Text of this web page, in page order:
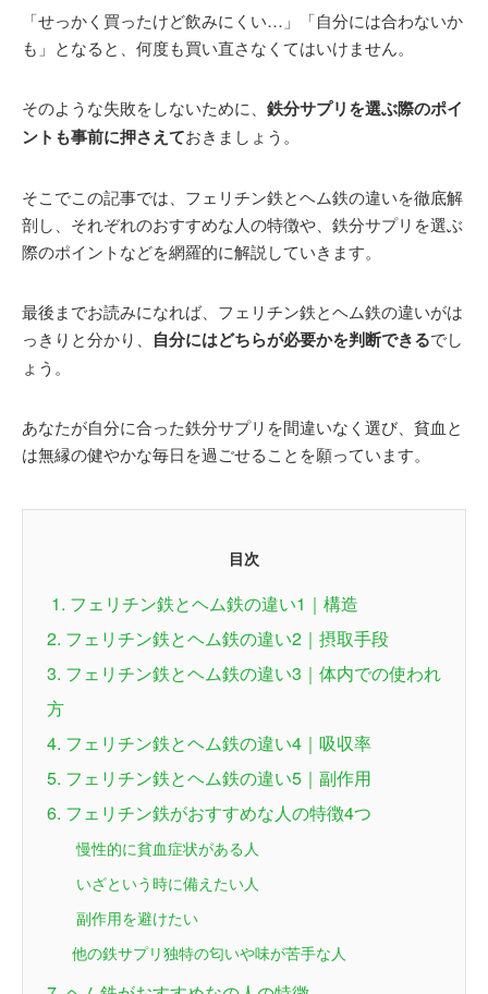
「せっかく買ったけど飲みにくい…」「自分には合わないか
も」となると、何度も買い直さなくてはいけません。
そのような失敗をしないために、 鉄分サプリを選ぶ際のポイ
ントも事前に押さえておきましょう。
そこでこの記事では、フェリチン鉄とヘム鉄の違いを徹底解
剖し、それぞれのおすすめな人の特徴や、鉄分サプリを選ぶ
際のポイントなどを網羅的に解説していきます。
最後までお読みになれば、フェリチン鉄とヘム鉄の違いがは
っきりと分かり、 自分にはどちらが必要かを判断できるでし
ょう。
あなたが自分に合った鉄分サプリを間違いなく選び、貧血と
は無縁の健やかな毎日を過ごせることを願っています。
目次
1. フェリチン鉄とヘム鉄の違い1｜構造
2. フェリチン鉄とヘム鉄の違い2｜摂取手段
3. フェリチン鉄とヘム鉄の違い3｜体内での使われ
方
4. フェリチン鉄とヘム鉄の違い4｜吸収率
5. フェリチン鉄とヘム鉄の違い5｜副作用
6. フェリチン鉄がおすすめな人の特徴4つ
慢性的に貧血症状がある人
いざという時に備えたい人
副作用を避けたい
他の鉄サプリ独特の匂いや味が苦手な人